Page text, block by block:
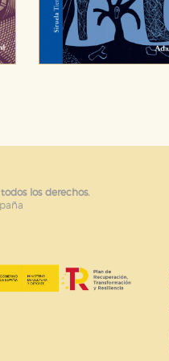
los derechos.